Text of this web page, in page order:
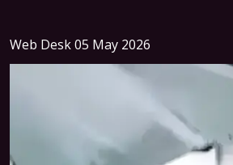
Web Desk05 May 2026